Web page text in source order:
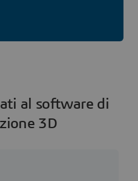
al software di
3D